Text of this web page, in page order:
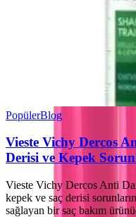
PopülerBlog
Vieste Vichy Dercos
Derisi ve Kepek
Vieste Vichy Dercos Anti
kepek ve saç derisi
sağlayan bir saç bakım